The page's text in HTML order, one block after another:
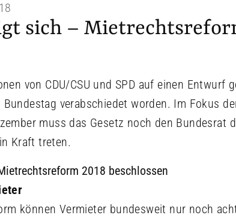
sich –
von CDU/CSU und SPD auf einen Entwurf
verabschiedet worden. Im Fokus
muss das Gesetz noch den Bundesrat
Kraft treten.
können Vermieter bundesweit nur noch